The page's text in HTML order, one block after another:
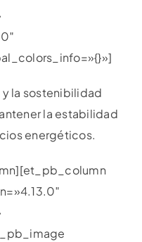
la sostenibilidad
la estabilidad
energéticos.